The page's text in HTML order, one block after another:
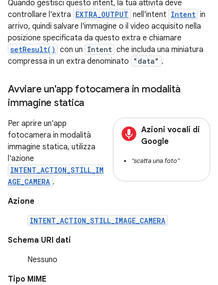
Quando gestisci questo intent, la tua attività deve
controllare l'extra EXTRA_OUTPUT nell'intent Intent in
arrivo, quindi salvare l'immagine o il video acquisito nella
posizione specificata da questo extra e chiamare
setResult() con un Intent che includa una miniatura
compressa in un extra denominato
"data" .
Avviare un'app fotocamera in modalità
immagine statica
Azioni vocali di
Google
"scatta una foto"
Per aprire un'app
fotocamera in modalità
immagine statica, utilizza
l'azione
INTENT_ACTION_STILL_IM
AGE_CAMERA .
Azione
INTENT_ACTION_STILL_IMAGE_CAMERA
Schema URI dati
Nessuno
Tipo MIME